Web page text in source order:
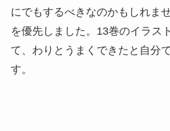
にでもするべきなのかもしれま
を優先しました。13巻のイラス
て、わりとうまくできたと自分
す。